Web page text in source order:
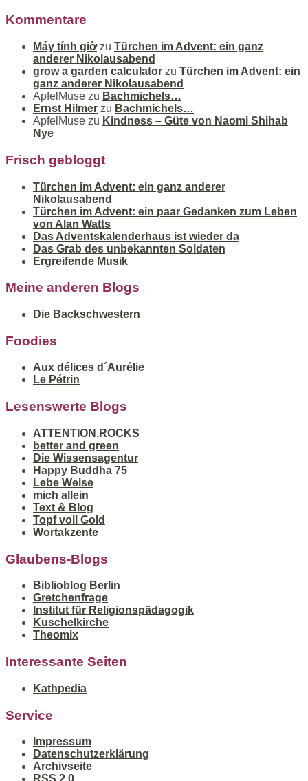
Kommentare
Máy tính giờzu Türchen im Advent: ein ganz
anderer Nikolausabend
grow a garden calculator zu Türchen im Advent: ein
ganz anderer Nikolausabend
ApfelMuse zu Bachmichels…
Ernst Hilmer zu Bachmichels…
ApfelMuse zu Kindness – Güte von Naomi Shihab
Nye
Frisch gebloggt
Türchen im Advent: ein ganz anderer
Nikolausabend
Türchen im Advent: ein paar Gedanken zum Leben
von Alan Watts
Das Adventskalenderhaus ist wieder da
Das Grab des unbekannten Soldaten
Ergreifende Musik
Meine anderen Blogs
Die Backschwestern
Foodies
Aux délices d´Aurélie
Le Pétrin
Lesenswerte Blogs
ATTENTION.ROCKS
better and green
Die Wissensagentur
Happy Buddha 75
Lebe Weise
mich allein
Text & Blog
Topf voll Gold
Wortakzente
Glaubens-Blogs
Biblioblog Berlin
Gretchenfrage
Institut für Religionspädagogik
Kuschelkirche
Theomix
Interessante Seiten
Kathpedia
Service
Impressum
Datenschutzerklärung
Archivseite